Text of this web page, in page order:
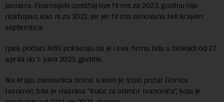
januara. Finansijski izveštaj ove firme za 2023. godinu nije
dostupan, kao ni za 2022, jer jer firma osnovana tek krajem
septembra.
Ipak, podaci NBS pokazuju da je i ova firma bila u blokadi od 27.
aprila do 1. juna 2023. godine.
Na kraju, osnivačica doma u kom je izbio požar Gorica
Ivanović, bila je vlasnica “Kuće za odmor Ivanovića”, koja je